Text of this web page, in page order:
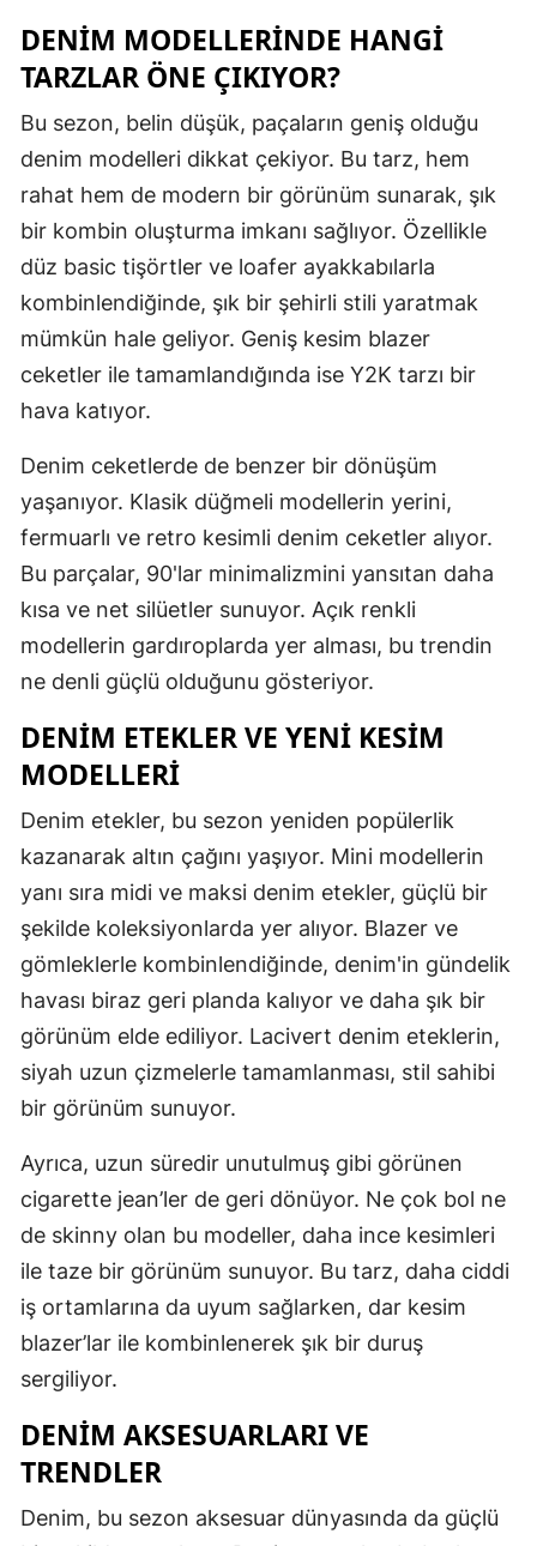
DENIM MODELLERINDE HANGI
TARZLAR ÖNE ÇIKIYOR?
Bu sezon, belin düşük, paçaların geniş olduğu
denim modelleri dikkat çekiyor. Bu tarz, hem
rahat hem de modern bir görünüm sunarak, şık
bir kombin oluşturma imkanı sağlıyor. Özellikle
düz basic tişörtler ve loafer ayakkabılarla
kombinlendiğinde, şık bir şehirli stili yaratmak
mümkün hale geliyor. Geniş kesim blazer
ceketler ile tamamlandığında ise Y2K tarzı bir
hava katıyor.
Denim ceketlerde de benzer bir dönüşüm
yaşanıyor. Klasik düğmeli modellerin yerini,
fermuarlı ve retro kesimli denim ceketler alıyor.
Bu parçalar, 90'lar minimalizmini yansıtan daha
kısa ve net silüetler sunuyor. Açık renkli
modellerin gardıroplarda yer alması, bu trendin
ne denli güçlü olduğunu gösteriyor.
DENIM ETEKLER VE YENI KESIM
MODELLERI
Denim etekler, bu sezon yeniden popülerlik
kazanarak altın çağını yaşıyor. Mini modellerin
yanı sıra midi ve maksi denim etekler, güçlü bir
şekilde koleksiyonlarda yer alıyor. Blazer ve
gömleklerle kombinlendiğinde, denim'in gündelik
havası biraz geri planda kalıyor ve daha şık bir
görünüm elde ediliyor. Lacivert denim eteklerin,
siyah uzun çizmelerle tamamlanması, stil sahibi
bir görünüm sunuyor.
Ayrıca, uzun süredir unutulmuş gibi görünen
cigarette jean’ler de geri dönüyor. Ne çok bol ne
de skinny olan bu modeller, daha ince kesimleri
ile taze bir görünüm sunuyor. Bu tarz, daha ciddi
iş ortamlarına da uyum sağlarken, dar kesim
blazer’lar ile kombinlenerek şık bir duruş
sergiliyor.
DENIM AKSESUARLARI VE
TRENDLER
Denim, bu sezon aksesuar dünyasında da güçlü